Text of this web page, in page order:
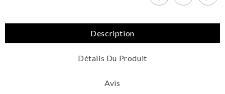
Description
Détails Du Produit
Avis